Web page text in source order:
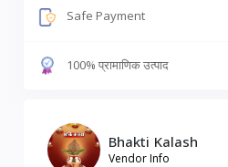
Safe Payment
100% प्रामाणिक उत्पाद
Bhakti Kalash
Vendor Info